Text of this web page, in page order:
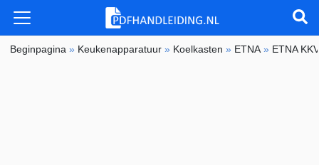
Beginpagina » Keukenapparatuur » Koelkasten » ETNA » ETNA